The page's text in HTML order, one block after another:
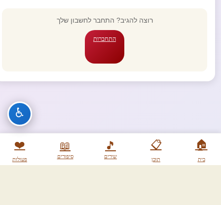
🏠
בית
📋
תוכן
🎵
שירים
📖
סיפורים
❤️
פעולות
רוצה להגיב? התחבר לחשבון שלך
התחברות
♿